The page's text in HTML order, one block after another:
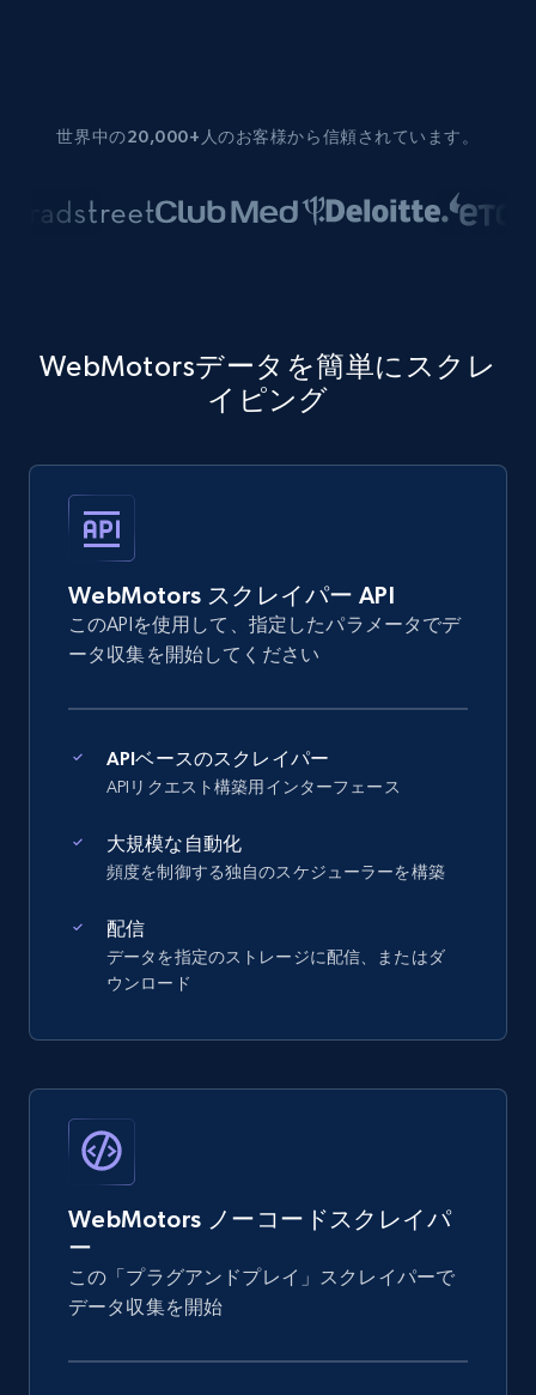
世界中の20,000+人のお客様から信頼されています。
WebMotorsデータを簡単にスクレ
イピング
WebMotors スクレイパー API
このAPIを使用して、指定したパラメータでデ
ータ収集を開始してください
APIベースのスクレイパー
APIリクエスト構築用インターフェース
大規模な自動化
頻度を制御する独自のスケジューラーを構築
配信
データを指定のストレージに配信、またはダ
ウンロード
WebMotors ノーコードスクレイパ
ー
この「プラグアンドプレイ」スクレイパーで
データ収集を開始